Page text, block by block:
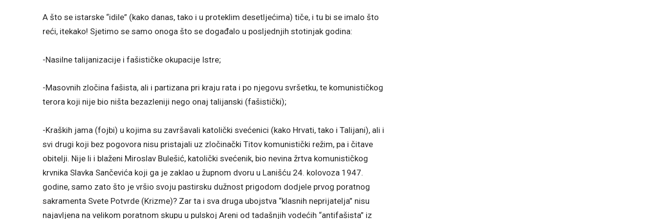
A što se istarske “idile” (kako danas, tako i u proteklim desetljećima) tiče, i tu bi se imalo što
reći, itekako! Sjetimo se samo onoga što se događalo u posljednjih stotinjak godina:
-Nasilne talijanizacije i fašističke okupacije Istre;
-Masovnih zločina fašista, ali i partizana pri kraju rata i po njegovu svršetku, te komunističkog
terora koji nije bio ništa bezazleniji nego onaj talijanski (fašistički);
-Kraških jama (fojbi) u kojima su završavali katolički svećenici (kako Hrvati, tako i Talijani), ali i
svi drugi koji bez pogovora nisu pristajali uz zločinački Titov komunistički režim, pa i čitave
obitelji. Nije li i blaženi Miroslav Bulešić, katolički svećenik, bio nevina žrtva komunističkog
krvnika Slavka Sančevića koji ga je zaklao u župnom dvoru u Lanišću 24. kolovoza 1947.
godine, samo zato što je vršio svoju pastirsku dužnost prigodom dodjele prvog poratnog
sakramenta Svete Potvrde (Krizme)? Zar ta i sva druga ubojstva “klasnih neprijatelja” nisu
najavljena na velikom poratnom skupu u pulskoj Areni od tadašnjih vodećih “antifašista” iz